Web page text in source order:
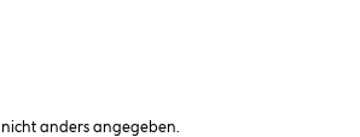
anders angegeben.